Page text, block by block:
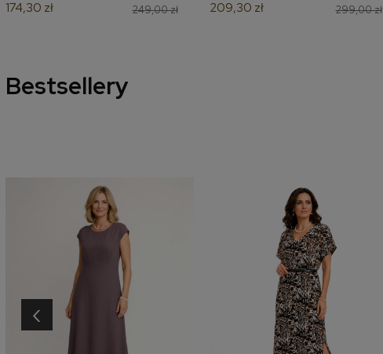
249,00 zł
174,30 zł 299,00 zł
209,30 zł
Bestsellery
‹